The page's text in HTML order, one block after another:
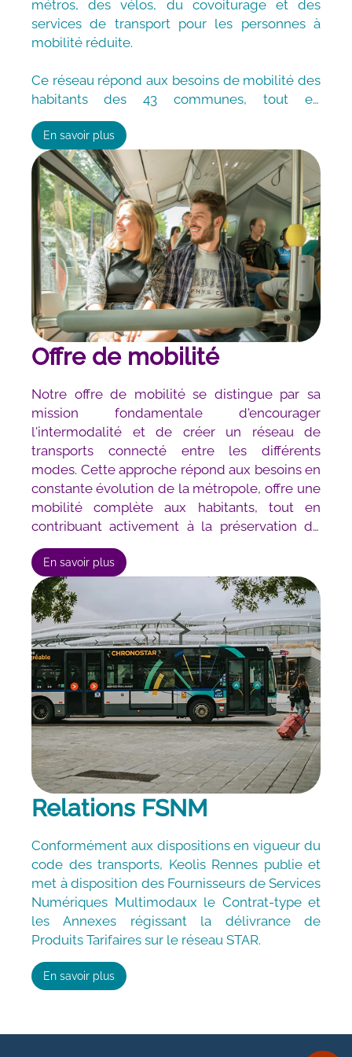
métros, des vélos, du covoiturage et des
services de transport pour les personnes à
mobilité réduite.
Ce réseau répond aux besoins de mobilité des
habitants
des 43 communes, tout en
contribuant à la création d'une métropole
durable et accessible à tous.
En savoir plus
Offre de mobilité
Notre offre de mobilité se distingue par sa
mission fondamentale d'encourager
l'intermodalité et de créer un réseau de
transports connecté entre les différents
modes. Cette approche répond aux besoins en
constante évolution de la métropole, offre une
mobilité complète aux habitants, tout en
contribuant activement à la préservation de
l'environnement.
En savoir plus
Relations FSNM
Conformément aux dispositions en vigueur du
code des transports, Keolis Rennes publie et
met à disposition des Fournisseurs de Services
Numériques Multimodaux le Contrat-type et
les Annexes régissant la délivrance de
Produits Tarifaires sur le réseau STAR.
En savoir plus